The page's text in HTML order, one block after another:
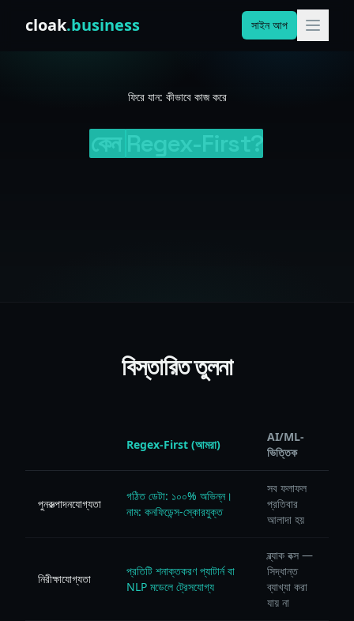
cloak.business সাইন আপ
ফিরে যান: কীভাবে কাজ করে
বিস্তারিত তুলনা
Regex-First (আমরা)
AI/ML-
ভিত্তিক
পুনরুত্পাদনযোগ্যতা
গঠিত ডেটা: ১০০% অভিন্ন।
নাম: কনফিডেন্স-স্কোরযুক্ত
সব ফলাফল
প্রতিবার
আলাদা হয়
নিরীক্ষাযোগ্যতা
প্রতিটি শনাক্তকরণ প্যাটার্ন বা
NLP মডেলে ট্রেসযোগ্য
ব্ল্যাক বক্স —
সিদ্ধান্ত
ব্যাখ্যা করা
যায় না